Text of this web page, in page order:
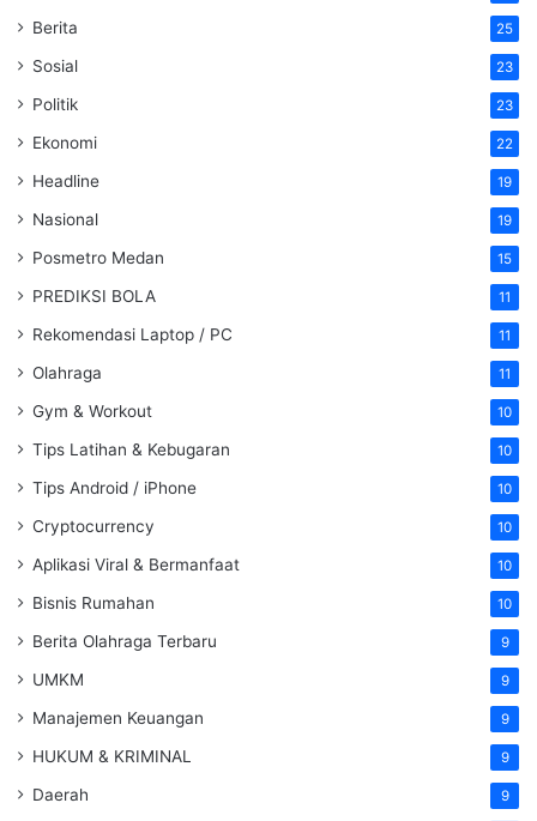
Berita 25
Sosial 23
Politik 23
Ekonomi 22
Headline 19
Nasional 19
Posmetro Medan 15
PREDIKSI BOLA 11
Rekomendasi Laptop / PC 11
Olahraga 11
Gym & Workout 10
Tips Latihan & Kebugaran 10
Tips Android / iPhone 10
Cryptocurrency 10
Aplikasi Viral & Bermanfaat 10
Bisnis Rumahan 10
Berita Olahraga Terbaru 9
UMKM 9
Manajemen Keuangan 9
HUKUM & KRIMINAL 9
Daerah 9